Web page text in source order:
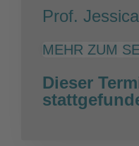
Prof.
MEHR ZUM
Dieser